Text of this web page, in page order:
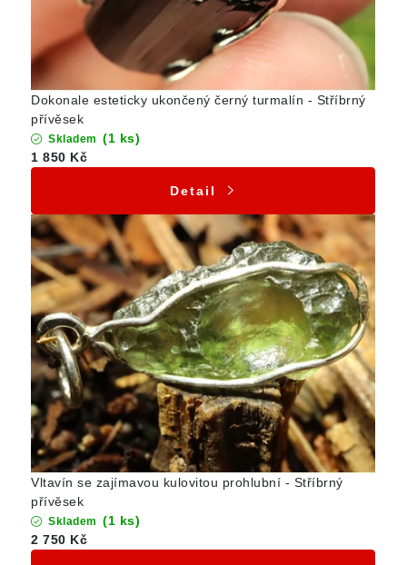
Dokonale esteticky ukončený černý turmalín - Stříbrný
přívěsek
Skladem (1 ks)
1 850 Kč
Detail
Vltavín se zajímavou kulovitou prohlubní - Stříbrný
přívěsek
Skladem (1 ks)
2 750 Kč